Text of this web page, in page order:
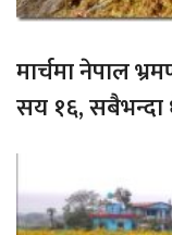
मार्चमा नेपाल
सय १६, सबैभन्दा